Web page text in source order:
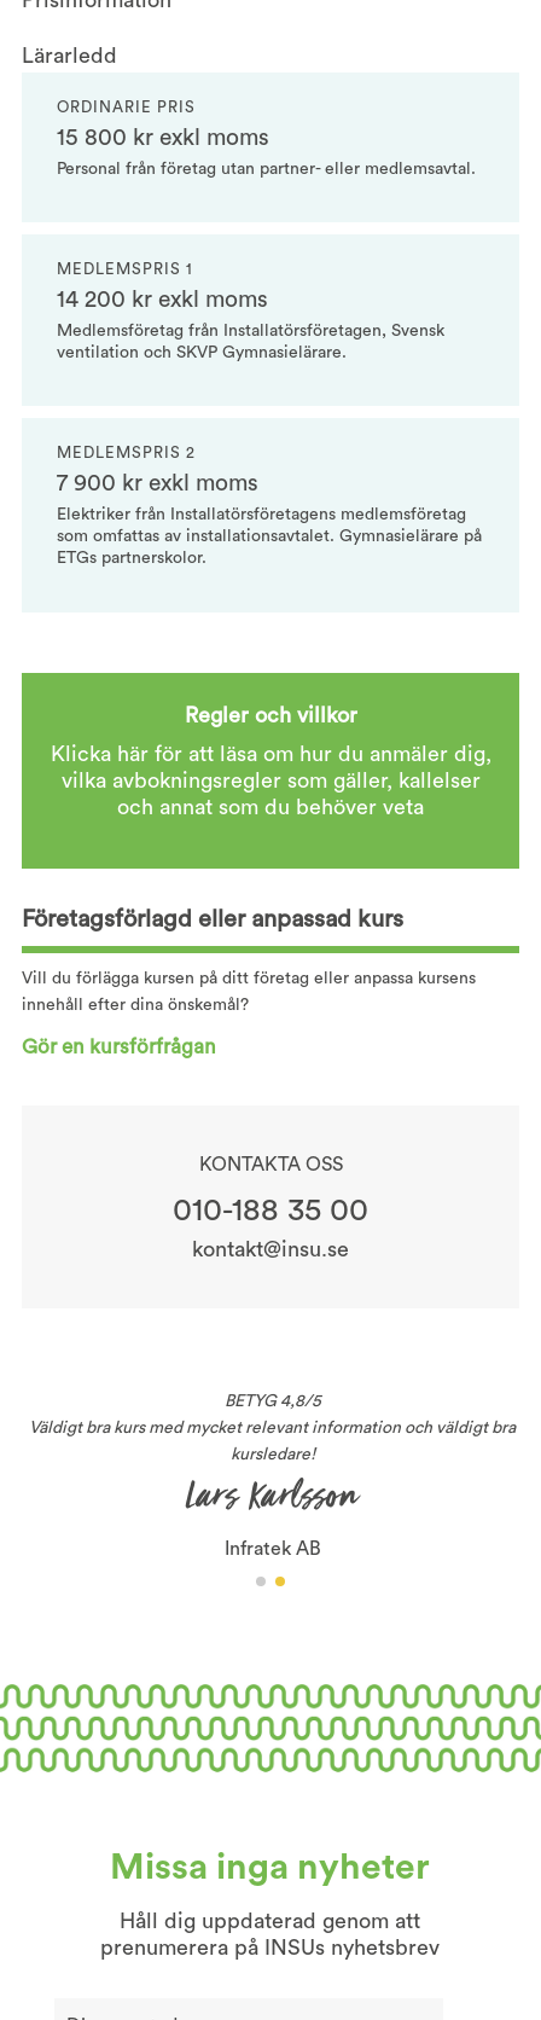
Lärarledd
ORDINARIE PRIS
15 800 kr exkl moms
Personal från företag utan partner- eller medlemsavtal.
MEDLEMSPRIS 1
14 200 kr exkl moms
Medlemsföretag från Installatörsföretagen, Svensk
ventilation och SKVP Gymnasielärare.
MEDLEMSPRIS 2
7 900 kr exkl moms
Elektriker från Installatörsföretagens medlemsföretag
som omfattas av installationsavtalet. Gymnasielärare på
ETGs partnerskolor.
Regler och villkor
Klicka här för att läsa om hur du anmäler dig,
vilka avbokningsregler som gäller, kallelser
och annat som du behöver veta
Företagsförlagd eller anpassad kurs
Vill du förlägga kursen på ditt företag eller anpassa kursens
innehåll efter dina önskemål?
Gör en kursförfrågan
KONTAKTA OSS
010-188 35 00
kontakt@insu.se
BETYG 4,8/5
Väldigt bra kurs med mycket relevant information och väldigt bra
kursledare!
Lars Karlsson
Infratek AB
Missa inga nyheter
Håll dig uppdaterad genom att
prenumerera på INSUs nyhetsbrev